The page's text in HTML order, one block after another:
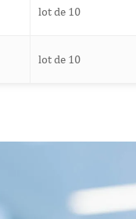
lot de 10
lot de 10